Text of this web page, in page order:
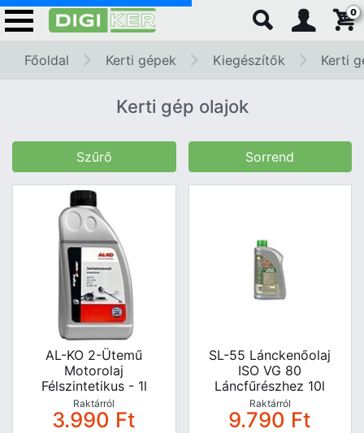
0
Főoldal Kerti gépek Kiegészítők Kerti
Kerti gép olajok
Szűrő Sorrend
AL-KO 2-Ütemű
Motorolaj
Félszintetikus - 1l
112896
Raktárról
3.990 Ft
SL-55 Lánckenőolaj
ISO VG 80
Láncfűrészhez 10l
Raktárról
9.790 Ft